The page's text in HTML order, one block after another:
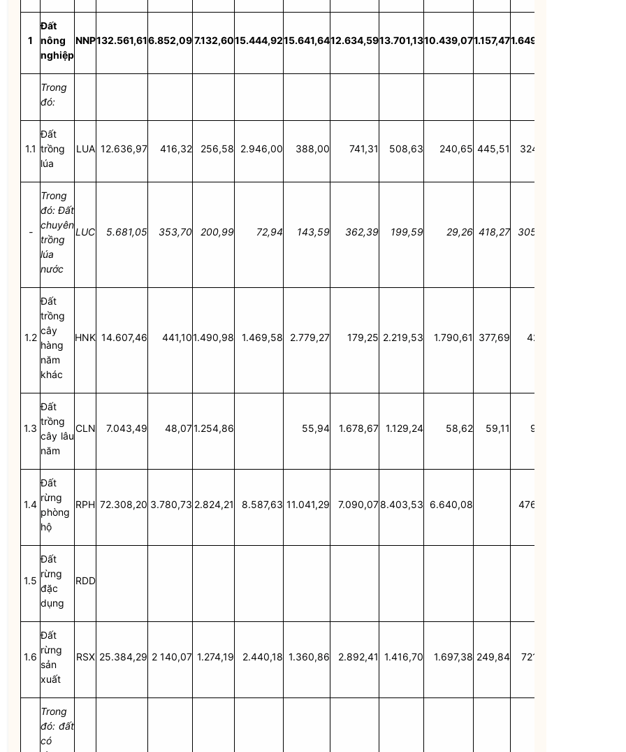
1
Đất
nông
nghiệp
NNP132.561,616.852,097.132,6015.444,9215.641,6412.634,5913.701,1310.439,071.157,471.649,49
Trong
đó:
1.1
Đất
trồng
lúa
LUA 12.636,97 416,32 256,58 2.946,00 388,00 741,31 508,63 240,65 445,51 324,72
-
Trong
đó: Đất
chuyên
trồng
lúa
nước
LUC 5.681,05 353,70 200,99 72,94 143,59 362,39 199,59 29,26 418,27 305,85
1.2
Đất
trồng
cây
hàng
năm
khác
HNK 14.607,46 441,101.490,98 1.469,58 2.779,27 179,25 2.219,53 1.790,61 377,69 42,13
1.3
Đất
trồng
cây lâu
năm
CLN 7.043,49 48,071.254,86 55,94 1.678,67 1.129,24 58,62 59,11 9,09
1.4
Đất
rừng
phòng
hộ
RPH 72.308,20 3.780,73 2.824,21 8.587,63 11.041,29 7.090,078.403,53 6.640,08 476,48
1.5
Đất
rừng
đặc
dụng
RDD
1.6
Đất
rừng
sản
xuất
RSX 25.384,29 2 140,07 1.274,19 2.440,18 1.360,86 2.892,41 1.416,70 1.697,38 249,84 721,95
Trong
đó: đất
có